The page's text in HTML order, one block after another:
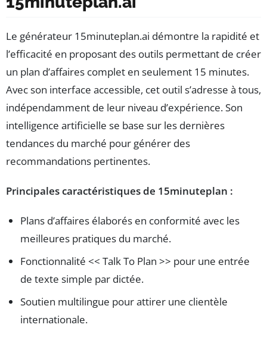
Le générateur 15minuteplan.ai démontre la rapidité et
l’efficacité en proposant des outils permettant de créer
un plan d’affaires complet en seulement 15 minutes.
Avec son interface accessible, cet outil s’adresse à tous,
indépendamment de leur niveau d’expérience. Son
intelligence artificielle se base sur les dernières
tendances du marché pour générer des
recommandations pertinentes.
Principales caractéristiques de 15minuteplan :
Plans d’affaires élaborés en conformité avec les
meilleures pratiques du marché.
Fonctionnalité << Talk To Plan >> pour une entrée
de texte simple par dictée.
Soutien multilingue pour attirer une clientèle
internationale.